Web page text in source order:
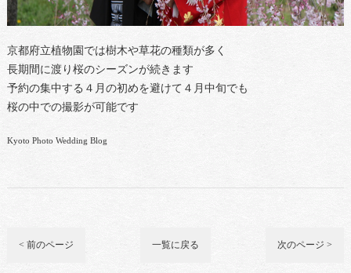
京都府立植物園では樹木や草花の種類が多く
長期間に渡り桜のシーズンが続きます
予約の集中する４月の初めを避けて４月中旬でも
桜の中での撮影が可能です
Kyoto Photo Wedding Blog
< 前のページ 一覧に戻る 次のページ >